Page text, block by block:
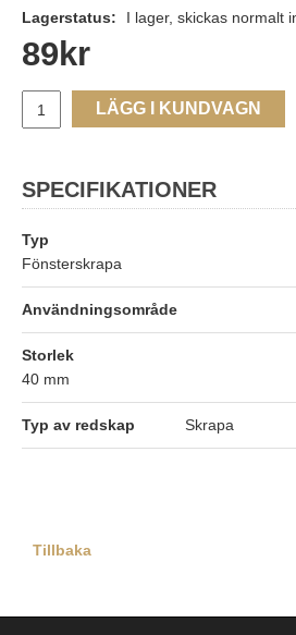
Lagerstatus: I lager, skickas normalt
89 kr
LÄGG I KUNDVAGN
SPECIFIKATIONER
Typ
Fönsterskrapa
Användningsområde
Storlek
40 mm
Typ av redskap Skrapa
Tillbaka